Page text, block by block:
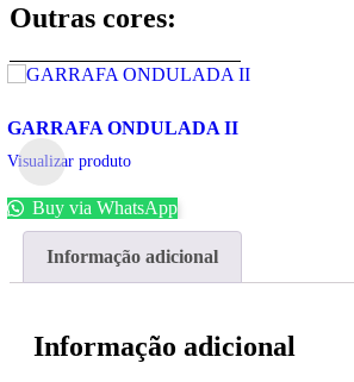
Outras cores:
GARRAFA ONDULADA II
Visualizar produto
Buy via WhatsApp
Informação adicional
Informação adicional